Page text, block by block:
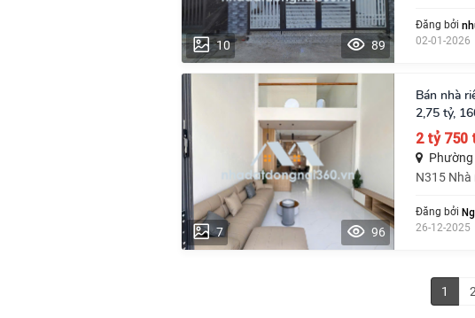
10 89
Đăng bởi
02-01-2026
7 96
Bán nhà riêng tại Trảng Dài, Biên Hòa, Đồng Nai, giá siêu hời
2,75 tỷ,
2 tỷ 750
Phường
N315 Nhà
Đăng bởi
26-12-2025
1 2